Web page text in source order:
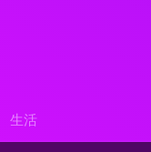
生活